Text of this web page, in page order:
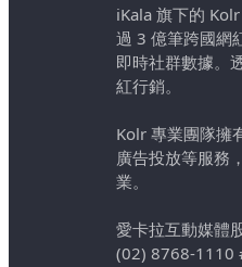
iKala 旗下的
過 3 億筆跨國網
即時社群數據。
紅行銷。
Kolr 專業團隊擁
廣告投放等服務
業。
愛卡拉互動媒體
(02) 8768-1110